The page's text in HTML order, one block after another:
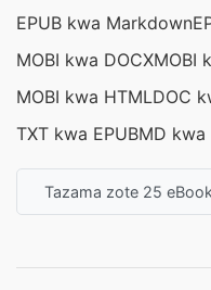
EPUB kwa Markdown
MOBI kwa DOCXMOBI
MOBI kwa HTMLDOC
TXT kwa EPUBMD kwa
Tazama zote 25